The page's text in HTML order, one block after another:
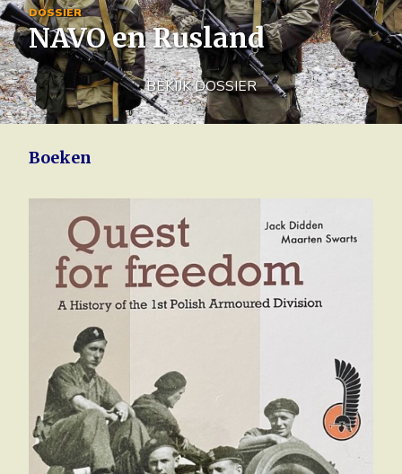
DOSSIER
NAVO en Rusland
BEKIJK DOSSIER
Boeken